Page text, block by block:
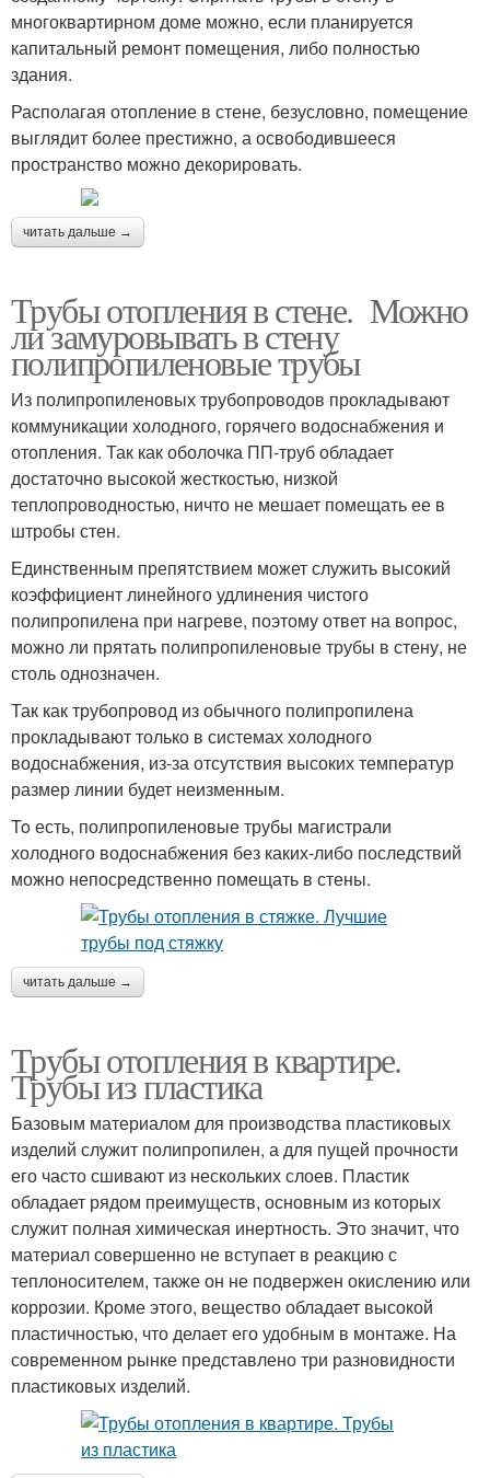
многоквартирном доме можно, если планируется
капитальный ремонт помещения, либо полностью
здания.
Располагая отопление в стене, безусловно, помещение
выглядит более престижно, а освободившееся
пространство можно декорировать.
читать дальше →
Трубы отопления в стене. Можно
ли замуровывать в стену
полипропиленовые трубы
Из полипропиленовых трубопроводов прокладывают
коммуникации холодного, горячего водоснабжения и
отопления. Так как оболочка ПП-труб обладает
достаточно высокой жесткостью, низкой
теплопроводностью, ничто не мешает помещать ее в
штробы стен.
Единственным препятствием может служить высокий
коэффициент линейного удлинения чистого
полипропилена при нагреве, поэтому ответ на вопрос,
можно ли прятать полипропиленовые трубы в стену, не
столь однозначен.
Так как трубопровод из обычного полипропилена
прокладывают только в системах холодного
водоснабжения, из-за отсутствия высоких температур
размер линии будет неизменным.
To есть, полипропиленовые трубы магистрали
холодного водоснабжения без каких-либо последствий
можно непосредственно помещать в стены.
читать дальше →
Трубы отопления в квартире.
Трубы из пластика
Базовым материалом для производства пластиковых
изделий служит полипропилен, а для пущей прочности
его часто сшивают из нескольких слоев. Пластик
обладает рядом преимуществ, основным из которых
служит полная химическая инертность. Это значит, что
материал совершенно не вступает в реакцию с
теплоносителем, также он не подвержен окислению или
коррозии. Кроме этого, вещество обладает высокой
пластичностью, что делает его удобным в монтаже. На
современном рынке представлено три разновидности
пластиковых изделий.